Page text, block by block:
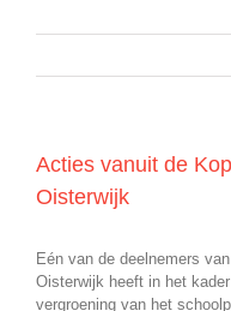
Acties vanuit de
Oisterwijk
Eén van de deelnemers
Oisterwijk heeft in het
vergroening van het